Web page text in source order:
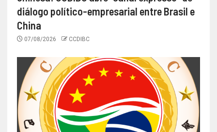
diálogo político-empresarial entre Brasil e
China
07/08/2026 CCDIBC